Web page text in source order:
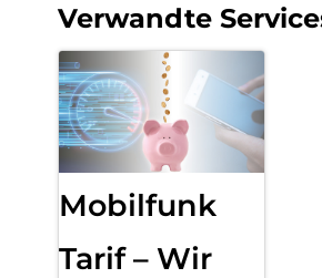
Verwandte
Mobilfunk
Tarif – Wir